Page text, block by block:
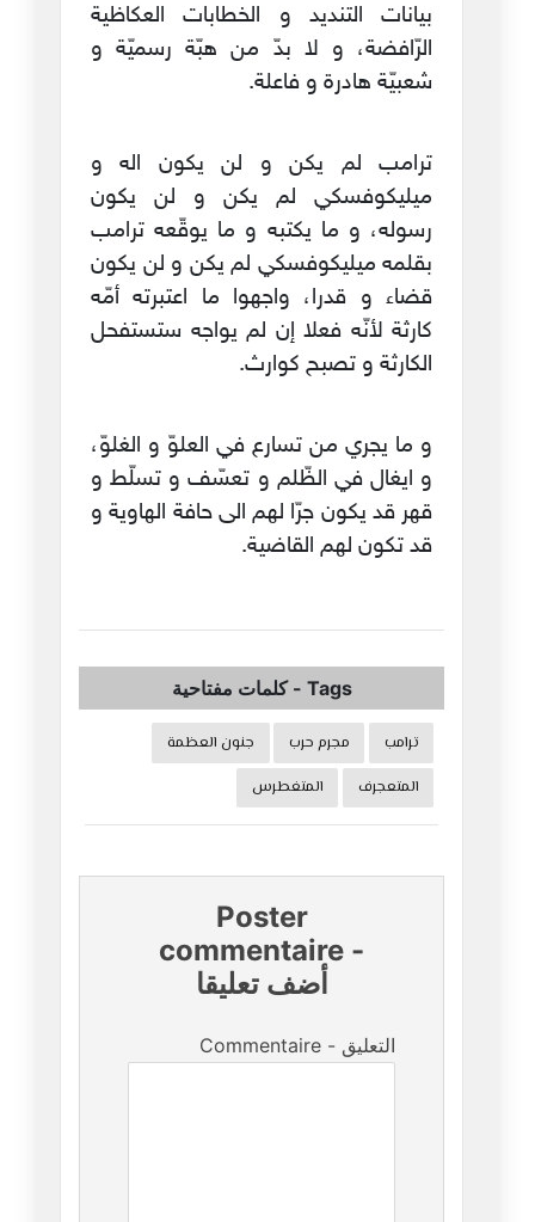
بيانات التنديد و الخطابات العكاظية
الرّافضة، و لا بدّ من هبّة رسميّة و
شعبيّة هادرة و فاعلة.
ترامب لم يكن و لن يكون اله و
ميليكوفسكي لم يكن و لن يكون
رسوله، و ما يكتبه و ما يوقّعه ترامب
بقلمه ميليكوفسكي لم يكن و لن يكون
قضاء و قدرا، واجهوا ما اعتبرته أمّه
كارثة لأنّه فعلا إن لم يواجه ستستفحل
الكارثة و تصبح كوارث.
و ما يجري من تسارع في العلوّ و الغلوّ،
و ايغال في الظّلم و تعسّف و تسلّط و
قهر قد يكون جرّا لهم الى حافة الهاوية و
قد تكون لهم القاضية.
Tags
-كلمات مفتاحية
ترامب مجرم حرب
جنون العظمة
المتعجرف
المتغطرس
Poster
commentaire -
أضف تعليقا
Commentaire - التعليق